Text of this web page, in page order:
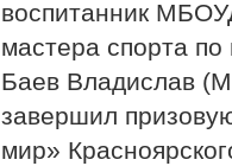
воспитанник
мастера спорта
Баев Владислав
завершил
мир»